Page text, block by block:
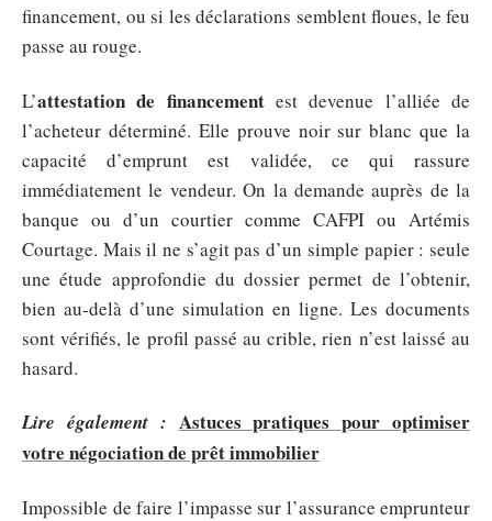
financement, ou si les déclarations semblent floues, le feu
passe au rouge.
L’attestation de financementest devenue l’alliée de
l’acheteur déterminé. Elle prouve noir sur blanc que la
capacité d’emprunt est validée, ce qui rassure
immédiatement le vendeur. On la demande auprès de la
banque ou d’un courtier comme CAFPI ou Artémis
Courtage. Mais il ne s’agit pas d’un simple papier : seule
une étude approfondie du dossier permet de l’obtenir,
bien au-delà d’une simulation en ligne. Les documents
sont vérifiés, le profil passé au crible, rien n’est laissé au
hasard.
Lire également : Astuces pratiques pour optimiser
votre négociation de prêt immobilier
Impossible de faire l’impasse sur l’assurance emprunteur